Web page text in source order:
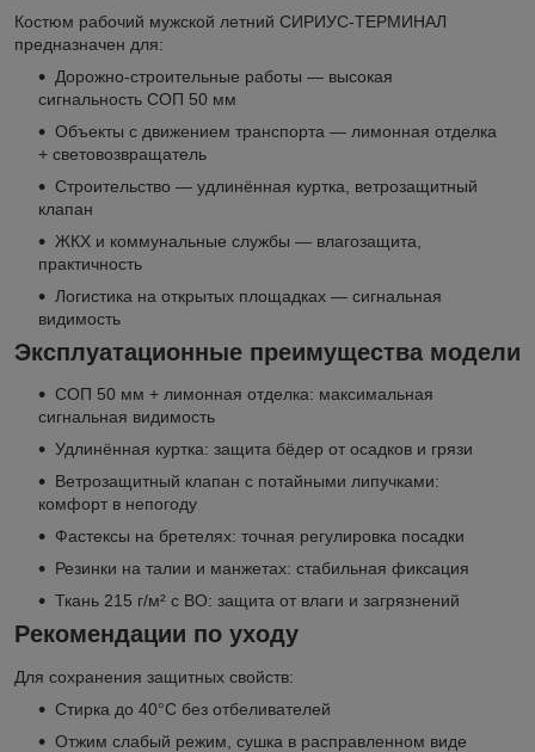
Костюм рабочий мужской летний СИРИУС-ТЕРМИНАЛ
предназначен для:
Дорожно-строительные работы — высокая
сигнальность СОП 50 мм
Объекты с движением транспорта — лимонная отделка
+ световозвращатель
Строительство — удлинённая куртка, ветрозащитный
клапан
ЖКХ и коммунальные службы — влагозащита,
практичность
Логистика на открытых площадках — сигнальная
видимость
Эксплуатационные преимущества модели
СОП 50 мм + лимонная отделка: максимальная
сигнальная видимость
Удлинённая куртка: защита бёдер от осадков и грязи
Ветрозащитный клапан с потайными липучками:
комфорт в непогоду
Фастексы на бретелях: точная регулировка посадки
Резинки на талии и манжетах: стабильная фиксация
Ткань 215 г/м² с ВО: защита от влаги и загрязнений
Рекомендации по уходу
Для сохранения защитных свойств:
Стирка до 40°C без отбеливателей
Отжим слабый режим, сушка в расправленном виде